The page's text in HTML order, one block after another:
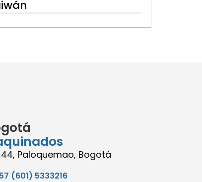
Paloquemao, Bogotá
(601) 5333216